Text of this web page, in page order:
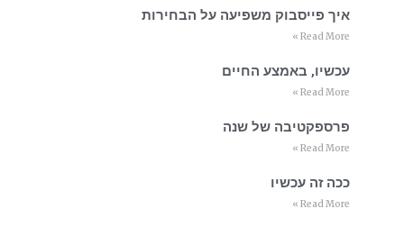
איך פייסבוק משפיעה על הבחירות
Read More »
עכשיו, באמצע החיים
Read More »
פרספקטיבה של שנה
Read More »
ככה זה עכשיו
Read More »